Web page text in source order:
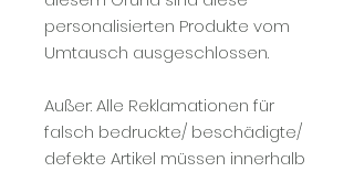
personalisierten Produkte vom
Umtausch ausgeschlossen.
Außer: Alle Reklamationen für
falsch bedruckte/ beschädigte/
defekte Artikel müssen innerhalb